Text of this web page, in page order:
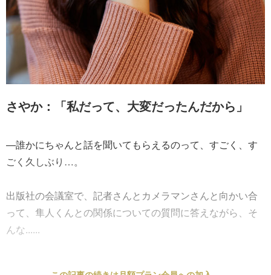
さやか：「私だって、大変だったんだから」
―誰かにちゃんと話を聞いてもらえるのって、すごく、す
ごく久しぶり…。
出版社の会議室で、記者さんとカメラマンさんと向かい合
って、隼人くんとの関係についての質問に答えながら、そ
んな......